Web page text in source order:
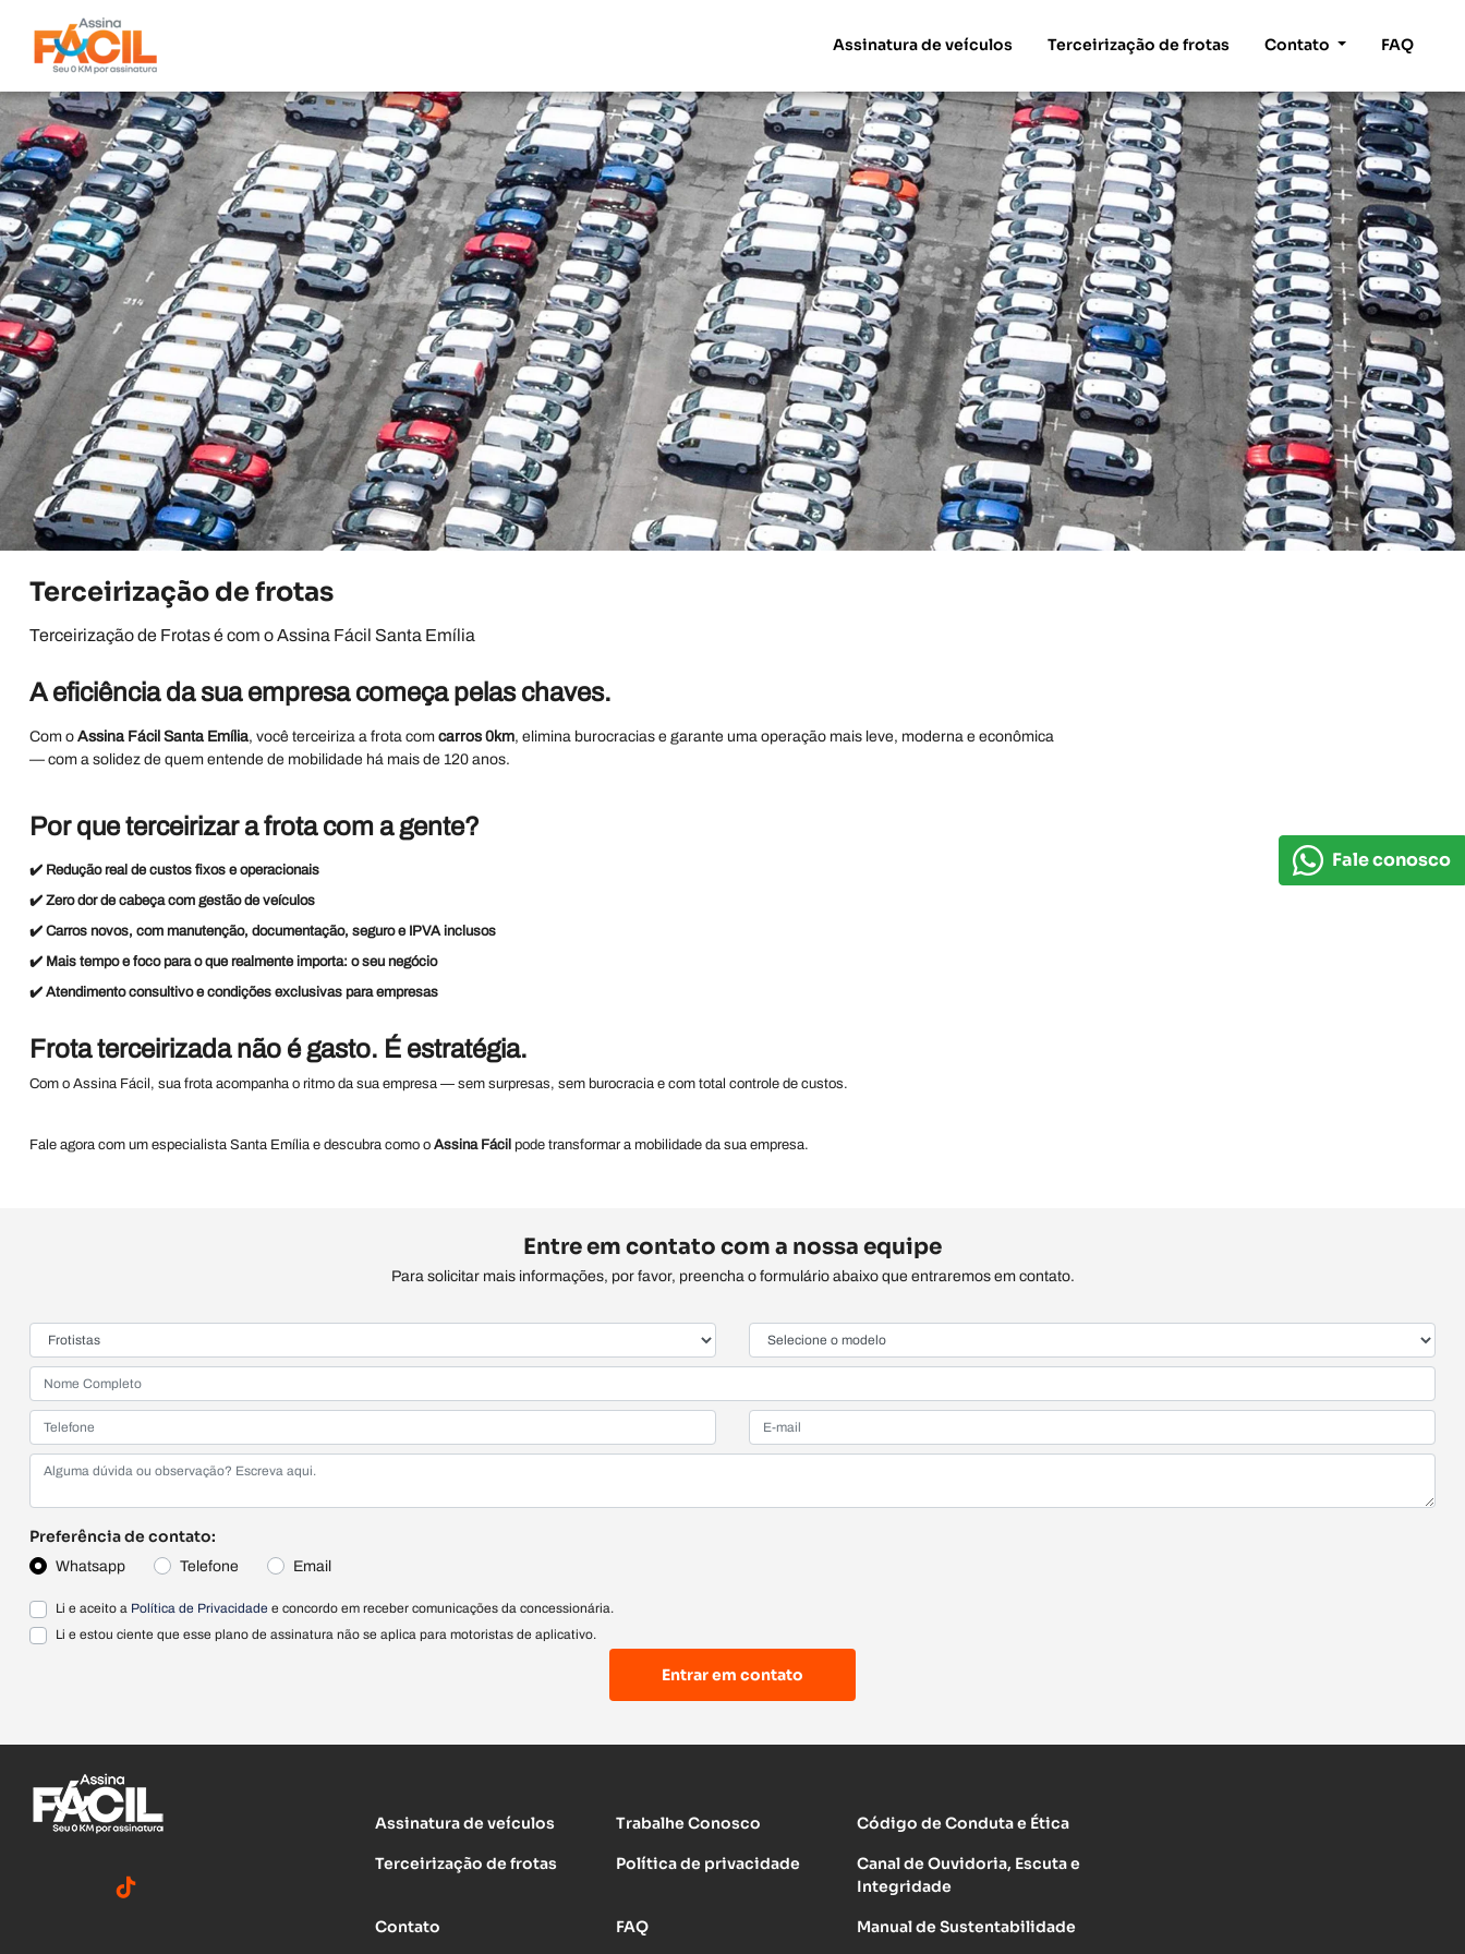
Assinatura de veículos Terceirização de frotas Contato FAQ
Terceirização de frotas
Terceirização de Frotas é com o Assina Fácil Santa Emília
A eficiência da sua empresa começa pelas chaves.
Com o Assina Fácil Santa Emília, você terceiriza a frota com carros 0km, elimina burocracias e garante uma operação mais leve, moderna e econômica
— com a solidez de quem entende de mobilidade há mais de 120 anos.
Por que terceirizar a frota com a gente?
✔️ Redução real de custos fixos e operacionais
✔️ Zero dor de cabeça com gestão de veículos
✔️ Carros novos, com manutenção, documentação, seguro e IPVA inclusos
✔️ Mais tempo e foco para o que realmente importa: o seu negócio
✔️ Atendimento consultivo e condições exclusivas para empresas
Frota terceirizada não é gasto. É estratégia.
Com o Assina Fácil, sua frota acompanha o ritmo da sua empresa — sem surpresas, sem burocracia e com total controle de custos.
Fale agora com um especialista Santa Emília e descubra como o Assina Fácil pode transformar a mobilidade da sua empresa.
Entre em contato com a nossa equipe
Para solicitar mais informações, por favor, preencha o formulário abaixo que entraremos em contato.
Preferência de contato:
Whatsapp Telefone Email
Li e aceito a Política de Privacidade e concordo em receber comunicações da concessionária.
Li e estou ciente que esse plano de assinatura não se aplica para motoristas de aplicativo.
Entrar em contato
Assinatura de veículos
Terceirização de frotas
Contato
Trabalhe Conosco
Política de privacidade
FAQ
Código de Conduta e Ética
Canal de Ouvidoria, Escuta e
Integridade
Manual de Sustentabilidade
Fale conosco